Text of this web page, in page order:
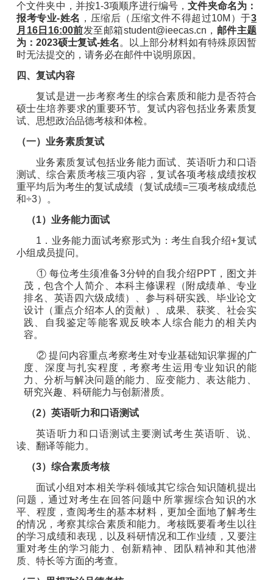
个文件夹中，并按1-3项顺序进行编号 ，文件夹命名为：
报考专业-姓名 ，压缩后（压缩文件不得超过10M ）于3
月 16日 16:00前发至邮箱student@ieecas.cn ， 邮件主题
为：2023硕士复试-姓名 。以 上部分材料如有特殊原因暂
时无法提交的，请务必在邮件中说明原因。
四、复试内容
复试是进一步考察考生的综合素质和能力是否符合
硕士生培养要求的重要环节。复试内容包括业务素质复
试、思想政治品德考核和体检。
（一） 业务素质复试
业务素质复试包括业务能力面试、英语听力和口语
测试 、综合素质考核三项内容 ，复试各项考核成绩按权
重平均后为考生的复试成绩（复试成绩=三项考核成绩总
和÷3）。
（1）业务能力面试
1 ．业务能力面试考察形式为：考生自我介绍+复试
小组成员提问。
①每位考生须准备3分钟的自我介绍 PPT，图文并
茂，包含个人简介、本科主修课程（附成绩单、专业
排名、英语四六级成绩）、参与科研实践、毕业论文
设计（重点介绍本人的贡献）、成果、获奖、社会实
践、自我鉴定等能客观反映本人综合能力的相关内
容。
②提问内容重点考察考生对专业基础知识掌握的广
度、深 度与扎实程度，考察考生运 用专业知识 的能
力、分析与解决问题的能力、应变能力、表达能力
研究兴趣
科研能力与创新潜质。
（2）英语听力和 口语测试
英语听力和 口语测试主要测试考生英语听、说、
读、 翻译等能力 。
（3）综合素质考核
面试小组对本相关学科领域其它综合知识随机提出
问题，通过对考生在回答问题中所掌握综合知识的水
平、程度，查阅考生的基本材料，更加全面地了解考生
的情况，考察其综合素质和能力。考核既要看考生以往
的学习成绩和表现，以及科研情况和工作业绩，又要注
重对考生的学习能力、创新精神、团队精神和其他潜
质、特长等方面的考查。